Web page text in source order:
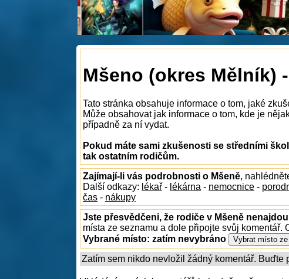
Mšeno (okres Mělník)
Tato stránka obsahuje informace o tom, jaké
Může obsahovat jak informace o tom, kde je
případně za ní vydat.
Pokud máte sami zkušenosti se středními
tak ostatním rodičům.
Zajímají-li vás podrobnosti o Mšeně,
Další odkazy: lékař - lékárna - nemocnice -
čas - nákupy
Jste přesvědčeni, že rodiče v Mšeně
místa ze seznamu a dole připojte svůj
Vybrané místo: zatím nevybráno
Zatím sem nikdo nevložil žádný komentář. Buďte